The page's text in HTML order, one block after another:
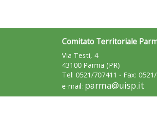
Comitato Territoriale
Via Testi, 4
43100 Parma (PR)
Tel: 0521/707411 - Fax:
e-mail: parma@uisp.it